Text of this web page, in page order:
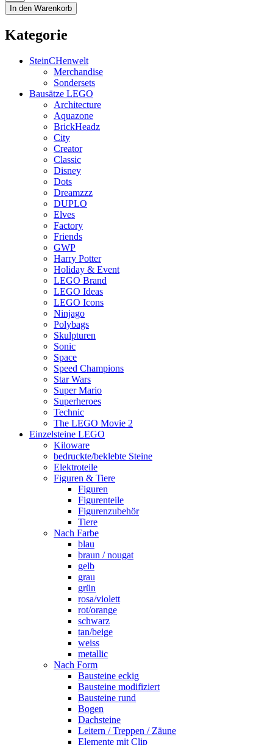
In den Warenkorb
Kategorie
SteinCHenwelt
Merchandise
Sondersets
Bausätze LEGO
Architecture
Aquazone
BrickHeadz
City
Creator
Classic
Disney
Dots
Dreamzzz
DUPLO
Elves
Factory
Friends
GWP
Harry Potter
Holiday & Event
LEGO Brand
LEGO Ideas
LEGO Icons
Ninjago
Polybags
Skulpturen
Sonic
Space
Speed Champions
Star Wars
Super Mario
Superheroes
Technic
The LEGO Movie 2
Einzelsteine LEGO
Kiloware
bedruckte/beklebte Steine
Elektroteile
Figuren & Tiere
Figuren
Figurenteile
Figurenzubehör
Tiere
Nach Farbe
blau
braun / nougat
gelb
grau
grün
rosa/violett
rot/orange
schwarz
tan/beige
weiss
metallic
Nach Form
Bausteine eckig
Bausteine modifiziert
Bausteine rund
Bogen
Dachsteine
Leitern / Treppen / Zäune
Elemente mit Clip